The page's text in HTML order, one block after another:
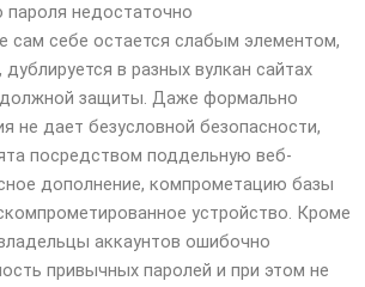
недостаточно
сам себе остается слабым элементом,
в разных вулкан сайтах
должной защиты. Даже формально
не дает безусловной безопасности,
посредством поддельную веб-
дополнение, компрометацию базы
устройство. Кроме
аккаунтов ошибочно
привычных паролей и при этом не